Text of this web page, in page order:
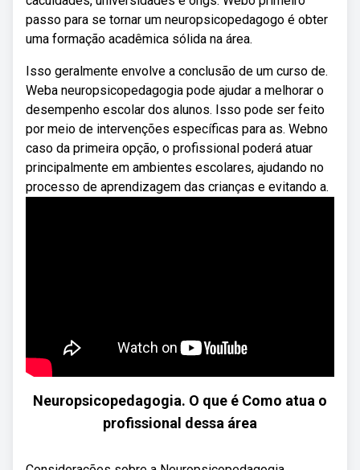
passo para se tornar um neuropsicopedagogo é obter
uma formação acadêmica sólida na área.
Isso geralmente envolve a conclusão de um curso de.
Weba neuropsicopedagogia pode ajudar a melhorar o
desempenho escolar dos alunos. Isso pode ser feito
por meio de intervenções específicas para as. Webno
caso da primeira opção, o profissional poderá atuar
principalmente em ambientes escolares, ajudando no
processo de aprendizagem das crianças e evitando a.
Neuropsicopedagogia. O que é Como atua o
profissional dessa área